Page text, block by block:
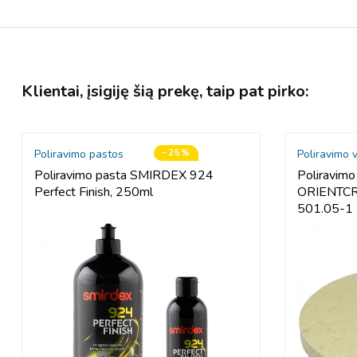
Klientai, įsigiję šią prekę, taip pat pirko:
−15%
Poliravimo veltiniai diskai
Poliravimo veltinis diskas
ORIENTCRAFT, 125x5 mm, kibus,
Poliravimo
Poliravimo
Ceramic